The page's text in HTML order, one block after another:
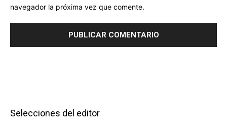
navegador la próxima vez que comente.
Selecciones del editor